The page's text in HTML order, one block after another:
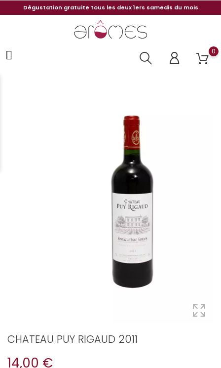
Dégustation gratuite tous les deux 1ers samedis du mois
0
CHATEAU PUY RIGAUD 2011
14,00 €